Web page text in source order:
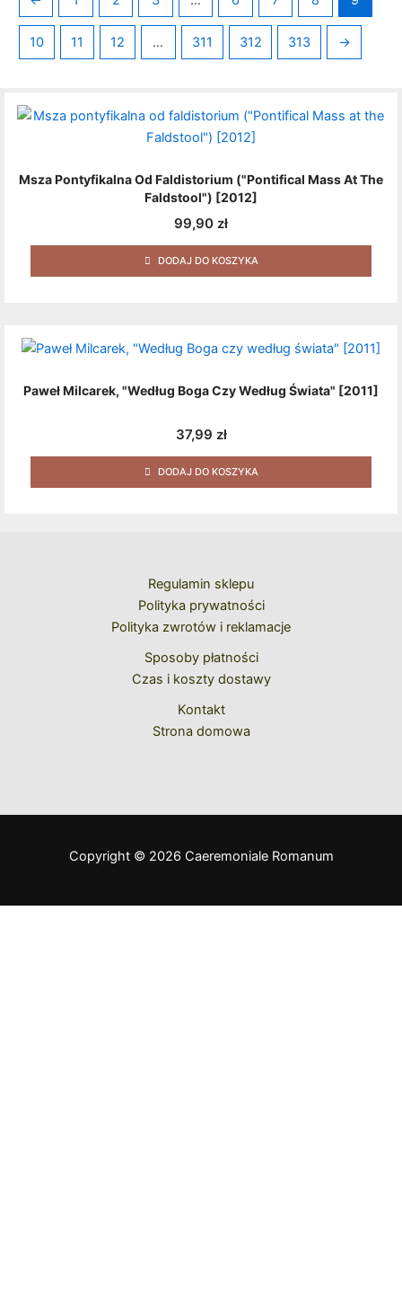
10 11 12 … 311 312 313 →
Msza Pontyfikalna Od Faldistorium ("Pontifical Mass At The
Faldstool") [2012]
99,90 zł
DODAJ DO KOSZYKA
Paweł Milcarek, "Według Boga Czy Według Świata" [2011]
37,99 zł
DODAJ DO KOSZYKA
Regulamin sklepu
Polityka prywatności
Polityka zwrotów i reklamacje
Sposoby płatności
Czas i koszty dostawy
Kontakt
Strona domowa
Copyright © 2026 Caeremoniale Romanum